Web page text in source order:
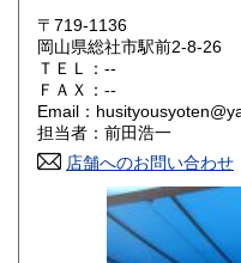
大阪府 300円
奈良県
鳥取県
300
300円
〒719-1136
岡山県総社市駅前2-8-26
ＴＥＬ：--
ＦＡＸ：--
Email：
担当者：前田浩一
店舗へのお問い合わせ